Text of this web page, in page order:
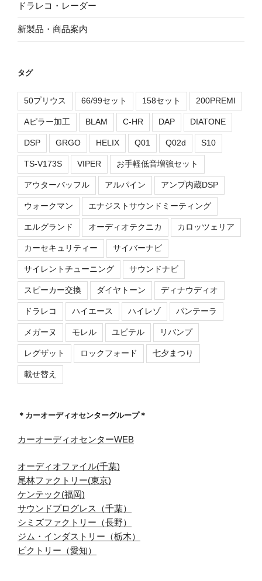
ドラレコ・レーダー
新製品・商品案内
タグ
50プリウス 66/99セット 158セット 200PREMI
Aピラー加工 BLAM C-HR DAP DIATONE
DSP GRGO HELIX Q01 Q02d S10
TS-V173S VIPER お手軽低音増強セット
アウターバッフル アルパイン アンプ内蔵DSP
ウォークマン エナジストサウンドミーティング
エルグランド オーディオテクニカ カロッツェリア
カーセキュリティー サイバーナビ
サイレントチューニング サウンドナビ
スピーカー交換 ダイヤトーン ディナウディオ
ドラレコ ハイエース ハイレゾ パンテーラ
メガーヌ モレル ユピテル リバンプ
レグザット ロックフォード 七夕まつり
載せ替え
＊カーオーディオセンターグループ＊
カーオーディオセンターWEB
オーディオファイル(千葉)
尾林ファクトリー(東京)
ケンテック(福岡)
サウンドプログレス（千葉）
シミズファクトリー（長野）
ジム・インダストリー（栃木）
ビクトリー（愛知）